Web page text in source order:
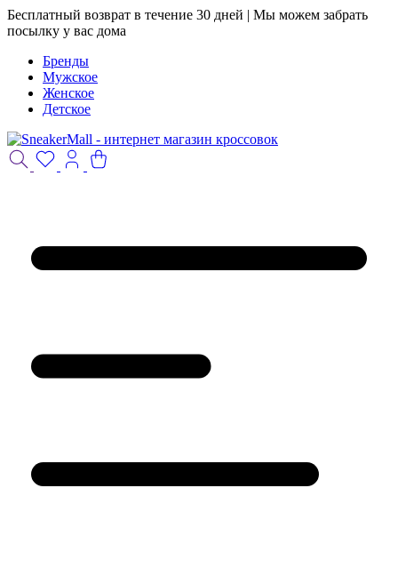
Бесплатный возврат в течение 30 дней | Мы можем забрать
посылку у вас дома
Бренды
Мужское
Женское
Детское